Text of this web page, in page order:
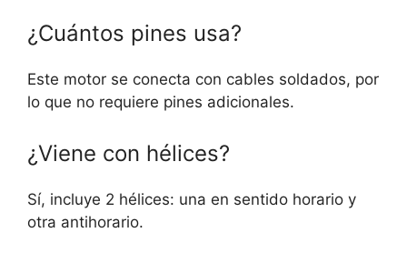
¿Cuántos pines usa?
Este motor se conecta con cables soldados, por
lo que no requiere pines adicionales.
¿Viene con hélices?
Sí, incluye 2 hélices: una en sentido horario y
otra antihorario.